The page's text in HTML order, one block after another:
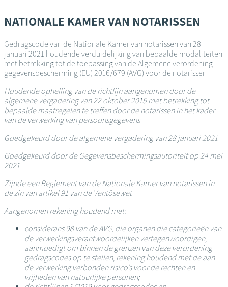
en
naar
inhoud
gaan
NATIONALE KAMER VAN NOTARISSEN
Gedragscode van de Nationale Kamer van notarissen van 28
januari 2021 houdende verduidelijking van bepaalde modaliteiten
met betrekking tot de toepassing van de Algemene verordening
gegevensbescherming (EU) 2016/679 (AVG) voor de notarissen
Houdende opheffing van de richtlijn aangenomen door de
algemene vergadering van 22 oktober 2015 met betrekking tot
bepaalde maatregelen te treffen door de notarissen in het kader
van de verwerking van persoonsgegevens
Goedgekeurd door de algemene vergadering van 28 januari 2021
Goedgekeurd door de Gegevensbeschermingsautoriteit op 24 mei
2021
Zijnde een Reglement van de Nationale Kamer van notarissen in
de zin van artikel 91 van de Ventôsewet
Aangenomen rekening houdend met:
considerans 98 van de AVG, die organen die categorieën van
de verwerkingsverantwoordelijken vertegenwoordigen,
aanmoedigt om binnen de grenzen van deze verordening
gedragscodes op te stellen, rekening houdend met de aan
de verwerking verbonden risico's voor de rechten en
vrijheden van natuurlijke personen;